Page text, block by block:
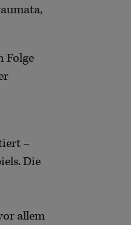
Folge
–
Die
allem